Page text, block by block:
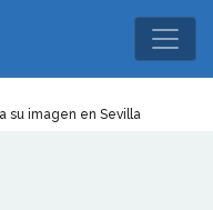
su imagen en Sevilla